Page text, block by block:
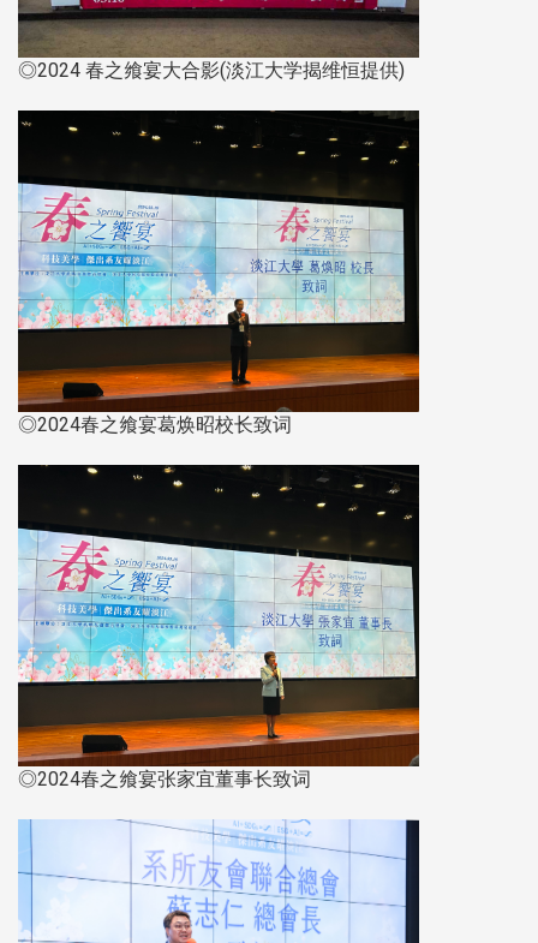
◎2024 春之飨宴大合影(淡江大学揭维恒提供)
◎2024春之飨宴葛焕昭校长致词
◎2024春之飨宴张家宜董事长致词